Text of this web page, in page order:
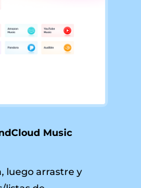
Music
luego arrastre y